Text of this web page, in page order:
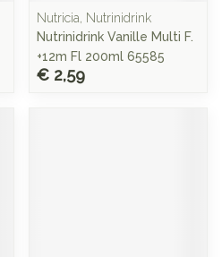
Nutricia, Nutrinidrink
Nutrinidrink Vanille Multi F.
+12m Fl 200ml 65585
€ 2,59